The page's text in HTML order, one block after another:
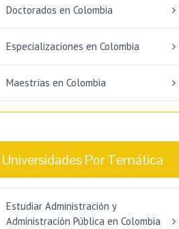
Doctorados en Colombia
Especializaciones en Colombia
Maestrías en Colombia
Universidades Por Temática
Estudiar Administración y
Administración Pública en Colombia